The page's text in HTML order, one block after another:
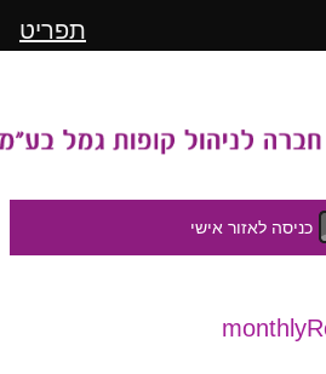
כניסה לאזור אישי
לתוכן
תפריט